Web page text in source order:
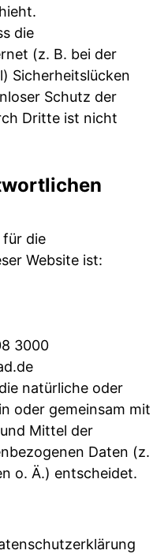
die
(z. B. bei der
Sicherheitslücken
Schutz der
Dritte ist nicht
die
Website ist:
3000
natürliche oder
oder gemeinsam mit
Mittel der
Daten (z.
o. Ä.) entscheidet.